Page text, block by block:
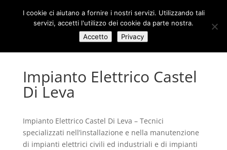
Impianto Elettrico Castel
Di Leva
Impianto Elettrico Castel Di Leva – Tecnici
specializzati nell’installazione e nella manutenzione
di impianti elettrici civili ed industriali e di impianti
I cookie ci aiutano a fornire i nostri servizi. Utilizzando tali
servizi, accetti l'utilizzo dei cookie da parte nostra.
Accetto
Privacy